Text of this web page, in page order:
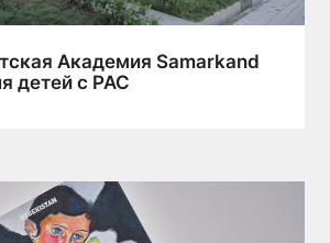
Академия Samarkand
детей с РАС